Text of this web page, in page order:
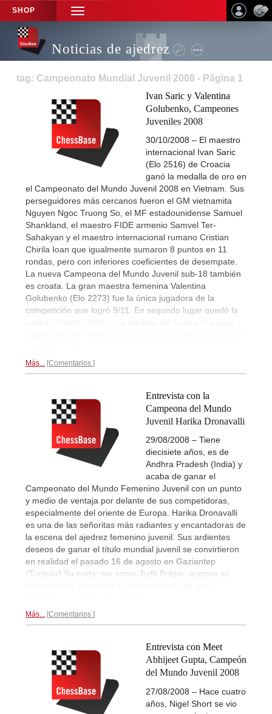
SHOP
TOGGLE
NAVIGATION
Noticias de ajedrez
tag: Campeonato Mundial Juvenil 2008 - Página 1
Ivan Saric y Valentina
Golubenko, Campeones
Juveniles 2008
30/10/2008 – El maestro
internacional Ivan Saric
(Elo 2516) de Croacia
ganó la medalla de oro en
el Campeonato del Mundo Juvenil 2008 en Vietnam. Sus
perseguidores más cercanos fueron el GM vietnamita
Nguyen Ngoc Truong So, el MF estadounidense Samuel
Shankland, el maestro FIDE armenio Samvel Ter-
Sahakyan y el maestro internacional rumano Cristian
Chirila Ioan que igualmente sumaron 8 puntos en 11
rondas, pero con inferiores coeficientes de desempate.
La nueva Campeona del Mundo Juvenil sub-18 también
es croata. La gran maestra femenina Valentina
Golubenko (Elo 2273) fue la única jugadora de la
competición que logró 9/11. En segundo lugar quedó la
Más... Comentarios
Entrevista con la
Campeona del Mundo
Juvenil Harika Dronavalli
29/08/2008 – Tiene
diecisiete años, es de
Andhra Pradesh (India) y
acaba de ganar el
Campeonato del Mundo Femenino Juvenil con un punto
y medio de ventaja por delante de sus competidoras,
especialmente del oriente de Europa. Harika Dronavalli
es una de las señoritas más radiantes y encantadoras de
la escena del ajedrez femenino juvenil. Sus ardientes
deseos de ganar el título mundial juvenil se convirtieron
en realidad el pasado 16 de agosto en Gaziantep
(Turquía) Su meta: ser como Judit Polgar, aunque su
Más... Comentarios
Entrevista con Meet
Abhijeet Gupta, Campeón
del Mundo Juvenil 2008
27/08/2008 – Hace cuatro
años, Nigel Short se vio